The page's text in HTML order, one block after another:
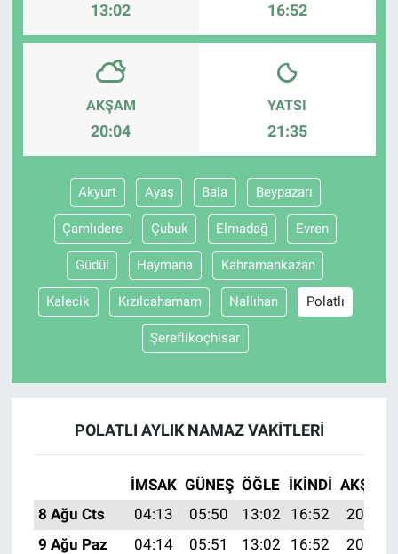
13:02 16:52
AKŞAM
20:04
YATSI
21:35
Akyurt Ayaş Bala Beypazarı
Çamlıdere Çubuk Elmadağ Evren
Güdül Haymana Kahramankazan
Kalecik Kızılcahamam Nallıhan Polatlı
Şereflikoçhisar
POLATLI AYLIK NAMAZ VAKITLERI
İMSAK GÜNEŞ ÖĞLE İKINDI AKŞAM
8 Ağu Cts
04:13 05:50 13:02 16:52
20:04
9 Ağu Paz
04:14 05:51 13:02 16:52
20:03